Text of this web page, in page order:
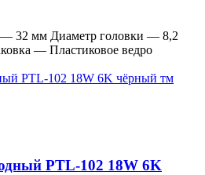
32 мм Диаметр головки — 8,2
— Пластиковое ведро
PTL-102 18W 6K